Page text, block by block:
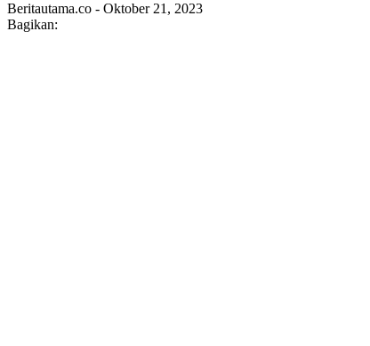
Beritautama.co - Oktober 21, 2023
Bagikan: